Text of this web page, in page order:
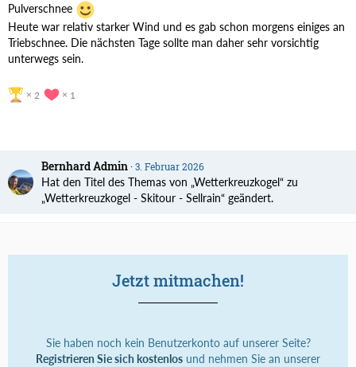
Pulverschnee
Heute war relativ starker Wind und es gab schon morgens einiges an
Triebschnee. Die nächsten Tage sollte man daher sehr vorsichtig
unterwegs sein.
2 1
Bernhard Admin 3. Februar 2026
Hat den Titel des Themas von „Wetterkreuzkogel“ zu
„Wetterkreuzkogel - Skitour - Sellrain“ geändert.
Jetzt mitmachen!
Sie haben noch kein Benutzerkonto auf unserer Seite?
Registrieren Sie sich kostenlos und nehmen Sie an unserer